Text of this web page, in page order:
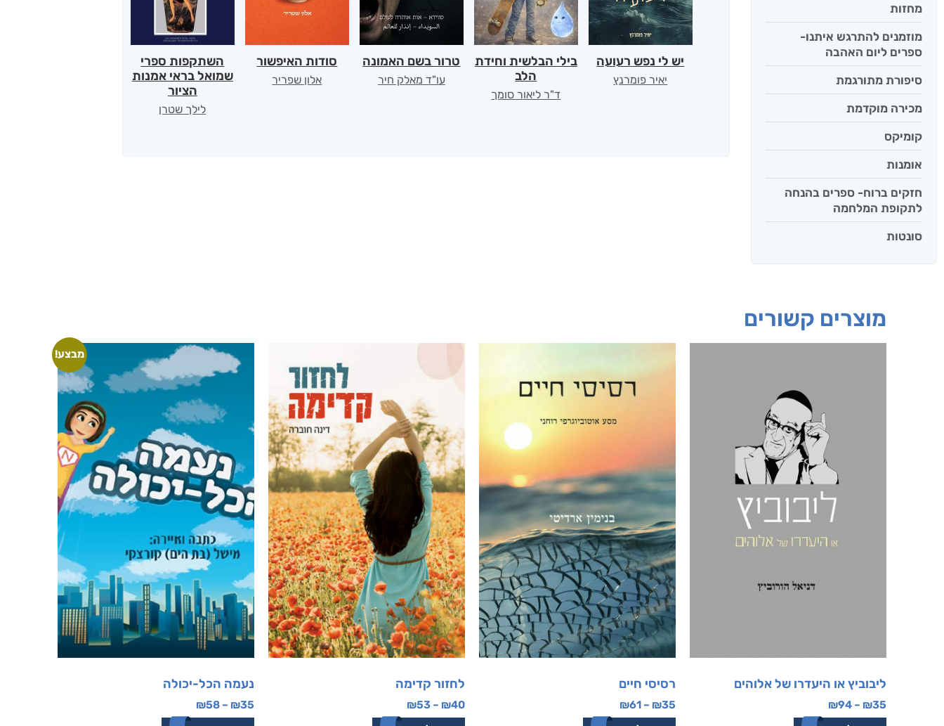
מחזות
מוזמנים להתרגש איתנו-
ספרים ליום האהבה
סיפורת מתורגמת
מכירה מוקדמת
קומיקס
אומנות
חזקים ברוח- ספרים בהנחה
לתקופת המלחמה
סונטות
יש לי נפש רעועה
יאיר פומרנץ
בילי הבלשית וחידת
הלב
ד"ר ליאור סומך
טרור בשם האמונה
עו"ד מאלק חיר
סודות האיפשור
אלון שפריר
השתקפות ספרי
שמואל בראי אמנות
הציור
לילך שטרן
מוצרים קשורים
ליבוביץ או היעדרו של אלוהים
₪35
–
₪94
רסיסי חיים
₪35
–
₪61
לחזור קדימה
₪40
–
₪53
מבצע!
נעמה הכל-יכולה
₪35
–
₪58